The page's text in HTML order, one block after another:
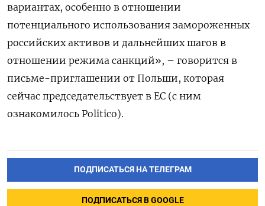
вариантах, особенно в отношении
потенциального использования замороженных
российских активов и дальнейших шагов в
отношении режима санкций», – говорится в
письме-приглашении от Польши, которая
сейчас председательствует в ЕС (с ним
ознакомилось Politico).
ПОДПИСАТЬСЯ НА ТЕЛЕГРАМ
ПОДПИСАТЬСЯ В GOOGLE